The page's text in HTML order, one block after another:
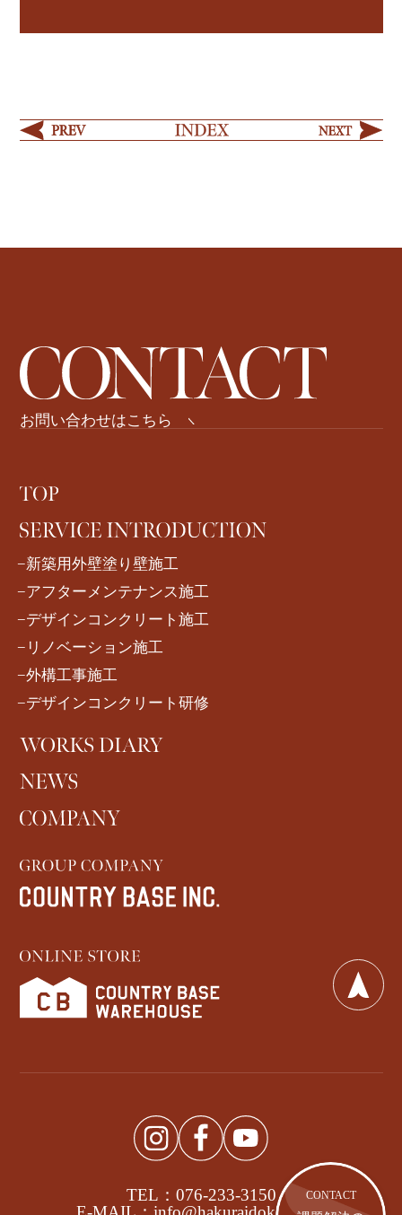
お問い合わせはこちら
CONTACT
−新築用外壁塗り壁施工
−アフターメンテナンス施工
−デザインコンクリート施工
−リノベーション施工
−外構工事施工
−デザインコンクリート研修
TEL：076-233-3150